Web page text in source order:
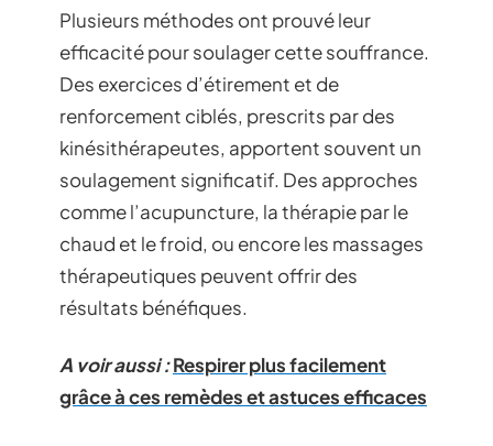
Plusieurs méthodes ont prouvé leur
efficacité pour soulager cette souffrance.
Des exercices d’étirement et de
renforcement ciblés, prescrits par des
kinésithérapeutes, apportent souvent un
soulagement significatif. Des approches
comme l’acupuncture, la thérapie par le
chaud et le froid, ou encore les massages
thérapeutiques peuvent offrir des
résultats bénéfiques.
A voir aussi :Respirer plus facilement
grâce à ces remèdes et astuces efficaces